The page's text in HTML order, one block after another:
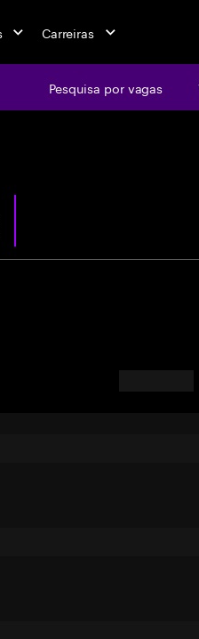
Carreiras
Pesquisa por vagas
para